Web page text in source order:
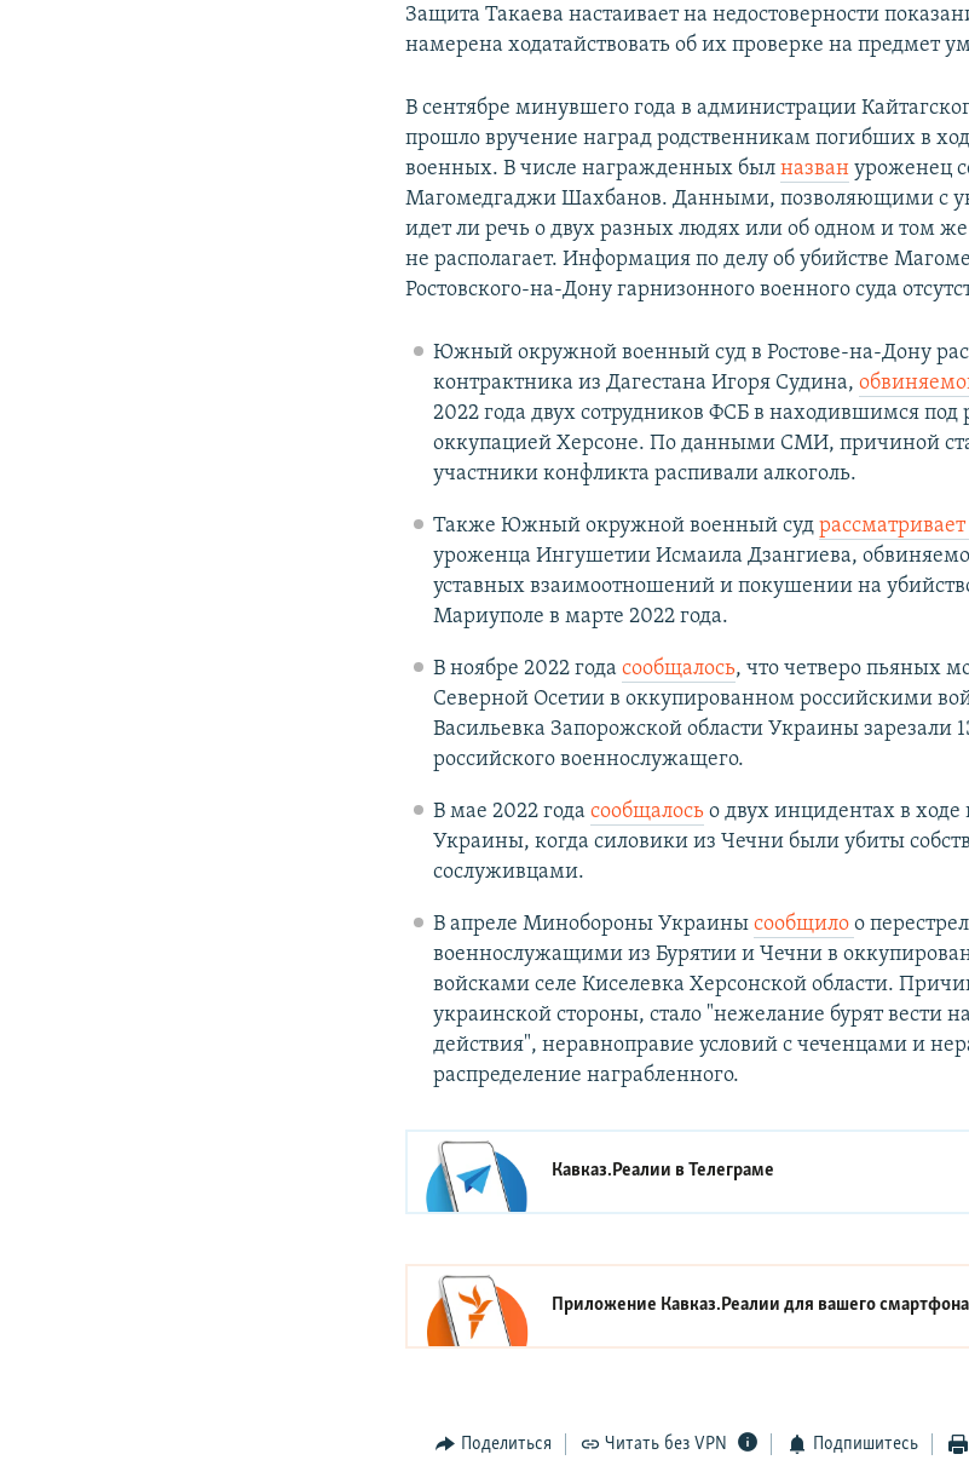
Защита Такаева настаивает на недостоверности
намерена ходатайствовать об их проверке на предмет
В сентябре минувшего года в администрации
прошло вручение наград родственникам погибших в
военных. В числе награжденных былназван уроженец
Магомедгаджи Шахбанов. Данными, позволяющими с
идет ли речь о двух разных людях или об одном и том
не располагает. Информация по делу об убийстве
Ростовского-на-Дону гарнизонного военного суда
Южный окружной военный суд в Ростове-на-Дону
контрактника из Дагестана Игоря Судина,
2022 года двух сотрудников ФСБ в находившимся под
оккупацией Херсоне. По данными СМИ, причиной
участники конфликта распивали алкоголь.
Также Южный окружной военный суд рассматривает
уроженца Ингушетии Исмаила Дзангиева,
уставных взаимоотношений и покушении на
Мариуполе в марте 2022 года.
В ноябре 2022 года сообщалось, что четверо пьяных
Северной Осетии в оккупированном российскими
Васильевка Запорожской области Украины зарезали
российского военнослужащего.
В мае 2022 года сообщалосьо двух инцидентах в ходе
Украины, когда силовики из Чечни были убиты
сослуживцами.
В апреле Минобороны Украины сообщило о
военнослужащими из Бурятии и Чечни в
войсками селе Киселевка Херсонской области.
украинской стороны, стало "нежелание бурят вести
действия", неравноправие условий с чеченцами и
распределение награбленного.
Кавказ.Реалии вТелеграме
Приложение Кавказ.Реалии для вашего смартфона
Поделиться Читать без VPN Подпишитесь